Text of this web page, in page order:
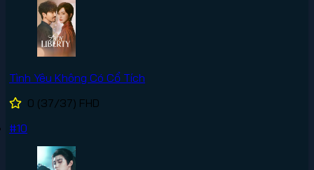
Tình Yêu Không Có Cổ Tích
0 (37/37) FHD
#10